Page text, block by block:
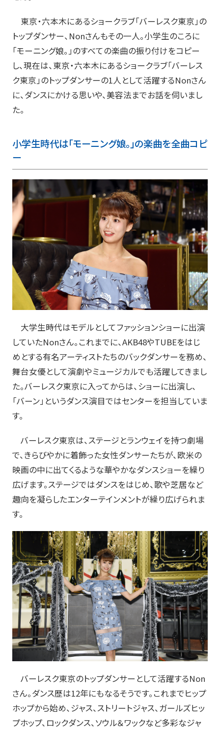
東京・六本木にあるショークラブ「バーレスク東京」の
トップダンサー、Nonさんもその一人。小学生のころに
「モーニング娘。」のすべての楽曲の振り付けをコピー
し、現在は、東京・六本木にあるショークラブ「バーレス
ク東京」のトップダンサーの1人として活躍するNonさん
に、ダンスにかける思いや、美容法までお話を伺いまし
た。
小学生時代は「モーニング娘。」の楽曲を全曲コピ
ー
大学生時代はモデルとしてファッションショーに出演
していたNonさん。これまでに、AKB48やTUBEをはじ
めとする有名アーティストたちのバックダンサーを務め、
舞台女優として演劇やミュージカルでも活躍してきまし
た。バーレスク東京に入ってからは、ショーに出演し、
「バーン」というダンス演目ではセンターを担当していま
す。
バーレスク東京は、ステージとランウェイを持つ劇場
で、きらびやかに着飾った女性ダンサーたちが、欧米の
映画の中に出てくるような華やかなダンスショーを繰り
広げます。ステージではダンスをはじめ、歌や芝居など
趣向を凝らしたエンターテインメントが繰り広げられま
す。
バーレスク東京のトップダンサーとして活躍するNon
さん。ダンス歴は12年にもなるそうです。これまでヒップ
ホップから始め、ジャス、ストリートジャス、ガールズヒッ
プホップ、ロックダンス、ソウル＆ワックなど多彩なジャ